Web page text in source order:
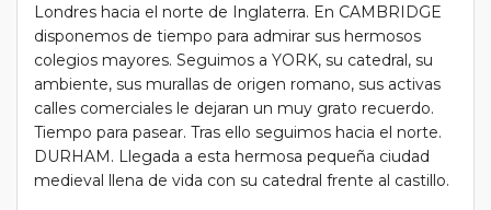
Londres hacia el norte de Inglaterra. En CAMBRIDGE
disponemos de tiempo para admirar sus hermosos
colegios mayores. Seguimos a YORK, su catedral, su
ambiente, sus murallas de origen romano, sus activas
calles comerciales le dejaran un muy grato recuerdo.
Tiempo para pasear. Tras ello seguimos hacia el norte.
DURHAM. Llegada a esta hermosa pequeña ciudad
medieval llena de vida con su catedral frente al castillo.